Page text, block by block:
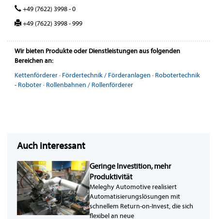
+49 (7622) 3998 - 0
+49 (7622) 3998 - 999
Wir bieten Produkte oder Dienstleistungen aus folgenden
Bereichen an:
Kettenförderer· Fördertechnik / Förderanlagen · Robotertechnik
- Roboter· Rollenbahnen / Rollenförderer
Auch interessant
Geringe Investition, mehr
Produktivität
Meleghy Automotive realisiert
Automatisierungslösungen mit
schnellem Return-on-Invest, die sich
flexibel an neue